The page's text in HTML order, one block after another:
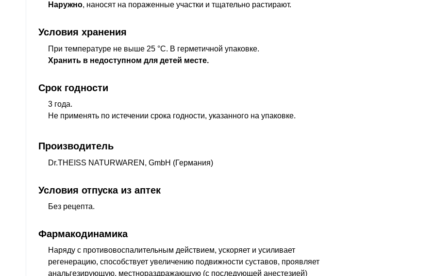
Наружно, наносят на пораженные участки и тщательно растирают.
Условия хранения
При температуре не выше 25 °C. В герметичной упаковке.
Хранить в недоступном для детей месте.
Срок годности
3 года.
Не применять по истечении срока годности, указанного на упаковке.
Производитель
Dr.THEISS NATURWAREN, GmbH (Германия)
Условия отпуска из аптек
Без рецепта.
Фармакодинамика
Наряду с противовоспалительным действием, ускоряет и усиливает
регенерацию, способствует увеличению подвижности суставов, проявляет
анальгезирующую, местнораздражающую (с последующей анестезией)